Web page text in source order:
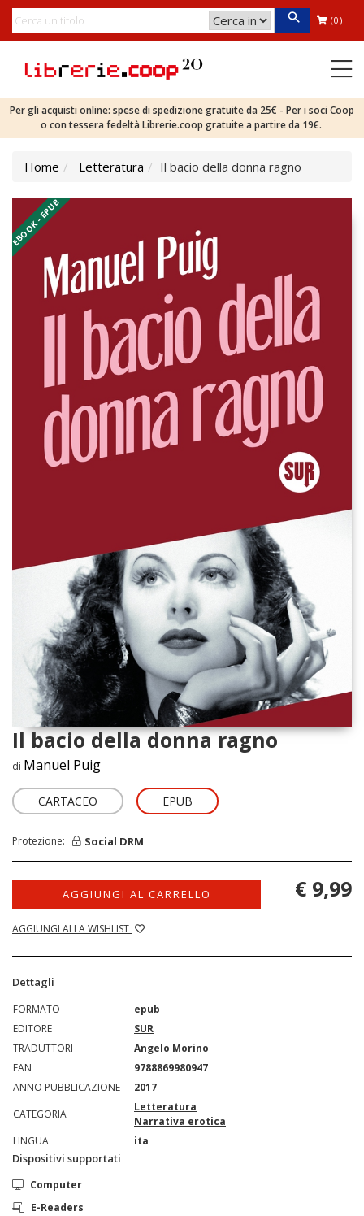
(0)
Per gli acquisti online: spese di spedizione gratuite da 25€ - Per i soci Coop
o con tessera fedeltà Librerie.coop gratuite a partire da 19€.
Home Letteratura Il bacio della donna ragno
EBOOK - EPUB
Il bacio della donna ragno
di Manuel Puig
CARTACEO EPUB
Protezione: Social DRM
AGGIUNGI AL CARRELLO
AGGIUNGI ALLA WISHLIST
€ 9,99
Dettagli
FORMATO
epub
EDITORE
SUR
TRADUTTORI
Angelo Morino
EAN
9788869980947
ANNO PUBBLICAZIONE
2017
CATEGORIA
Letteratura
Narrativa erotica
LINGUA
ita
Dispositivi supportati
Computer
E-Readers